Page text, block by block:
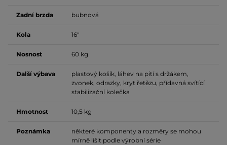
Zadní brzda bubnová
Kola 16"
Nosnost 60 kg
Další výbava
plastový košík, láhev na pití s držákem,
zvonek, odrazky, kryt řetězu, přídavná svítící
stabilizační kolečka
Hmotnost 10,5 kg
Poznámka
některé komponenty a rozměry se mohou
mírně lišit podle výrobní série